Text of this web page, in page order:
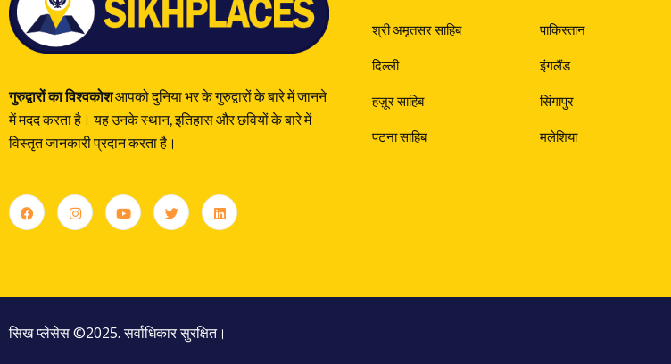
गुरुद्वारों का विश्वकोशआपको दुनिया भर के गुरुद्वारों के बारे में जानने
में मदद करता है। यह उनके स्थान, इतिहास और छवियों के बारे में
विस्तृत जानकारी प्रदान करता है।
श्री अमृतसर साहिब
दिल्ली
हज़ूर साहिब
पटना साहिब
पाकिस्तान
इंगलैंड
सिंगापुर
मलेशिया
सिख प्लेसेस ©2025. सर्वाधिकार सुरक्षित।